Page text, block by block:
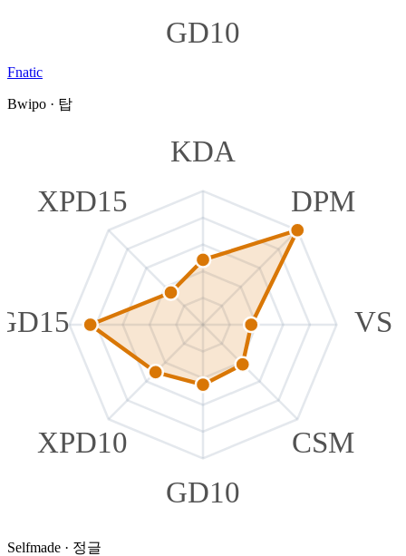
GD10
Fnatic
Bwipo · 탑
KDA
DPM
VS
CSM
GD10
XPD10
XPD15
Selfmade · 정글